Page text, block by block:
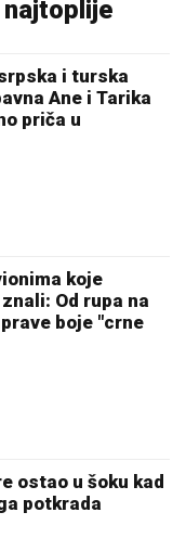
i turska
Ane i Tarika
priča u
koje
Od rupa na
boje "crne
ostao u šoku kad
potkrada